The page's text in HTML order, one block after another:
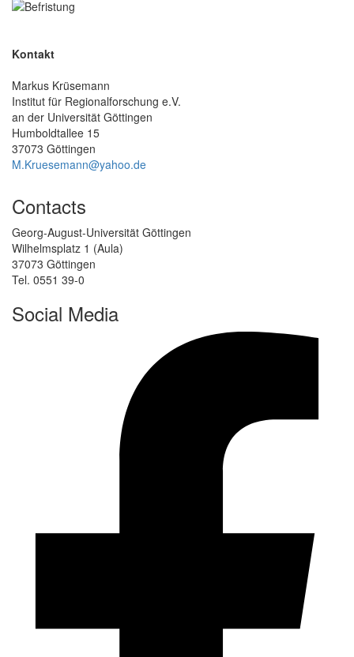
Kontakt
Markus Krüsemann
Institut für Regionalforschung e.V.
an der Universität Göttingen
Humboldtallee 15
37073 Göttingen
M.Kruesemann@yahoo.de
Contacts
Georg-August-Universität Göttingen
Wilhelmsplatz 1 (Aula)
37073 Göttingen
Tel. 0551 39-0
Social Media